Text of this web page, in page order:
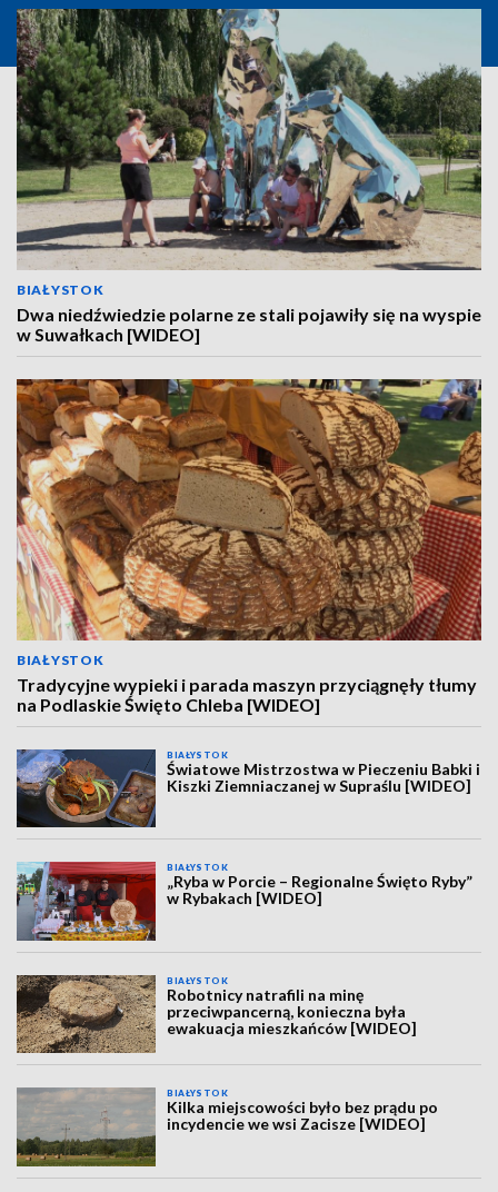
BIAŁYSTOK
Dwa niedźwiedzie polarne ze stali pojawiły się na wyspie
w Suwałkach [WIDEO]
BIAŁYSTOK
Tradycyjne wypieki i parada maszyn przyciągnęły tłumy
na Podlaskie Święto Chleba [WIDEO]
BIAŁYSTOK
Światowe Mistrzostwa w Pieczeniu Babki i
Kiszki Ziemniaczanej w Supraślu [WIDEO]
BIAŁYSTOK
„Ryba w Porcie – Regionalne Święto Ryby”
w Rybakach [WIDEO]
BIAŁYSTOK
Robotnicy natrafili na minę
przeciwpancerną, konieczna była
ewakuacja mieszkańców [WIDEO]
BIAŁYSTOK
Kilka miejscowości było bez prądu po
incydencie we wsi Zacisze [WIDEO]